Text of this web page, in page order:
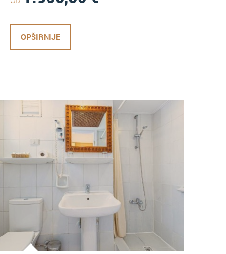
OPŠIRNIJE